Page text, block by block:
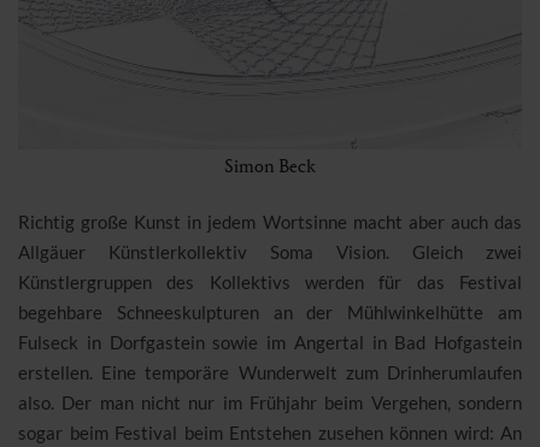
Simon Beck
Richtig große Kunst in jedem Wortsinne macht aber auch das
Allgäuer Künstlerkollektiv Soma Vision. Gleich zwei
Künstlergruppen des Kollektivs werden für das Festival
begehbare Schneeskulpturen an der Mühlwinkelhütte am
Fulseck in Dorfgastein sowie im Angertal in Bad Hofgastein
erstellen. Eine temporäre Wunderwelt zum Drinherumlaufen
also. Der man nicht nur im Frühjahr beim Vergehen, sondern
sogar beim Festival beim Entstehen zusehen können wird: An